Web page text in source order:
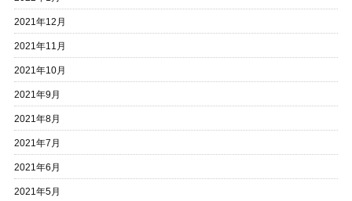
2021年12月
2021年11月
2021年10月
2021年9月
2021年8月
2021年7月
2021年6月
2021年5月